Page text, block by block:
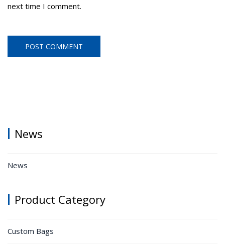
next time I comment.
News
News
Product Category
Custom Bags